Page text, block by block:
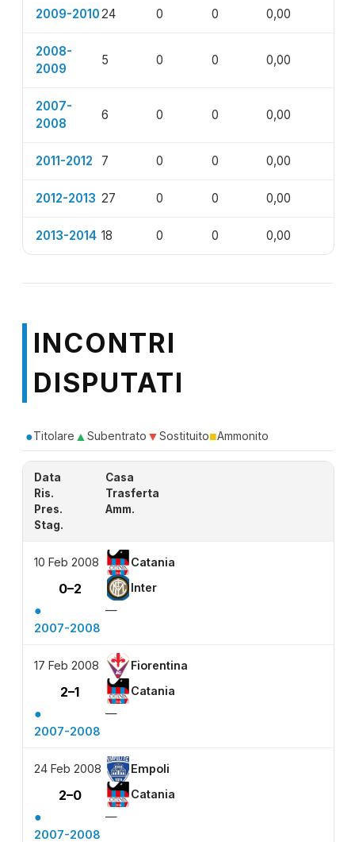
2009-201024 0 0 0,00
2008-
2009
5 0 0 0,00
2007-
2008
6 0 0 0,00
2011-2012 7 0 0 0,00
2012-2013 27 0 0 0,00
2013-2014 18 0 0 0,00
INCONTRI
DISPUTATI
●Titolare ▲ Subentrato ▼Sostituito■Ammonito
Data
Casa
Ris.
Trasferta
Pres.
Amm.
Stag.
10 Feb 2008 Catania
0–2 Inter
●
—
2007-2008
17 Feb 2008 Fiorentina
2–1 Catania
●
—
2007-2008
24 Feb 2008 Empoli
2–0 Catania
●
—
2007-2008